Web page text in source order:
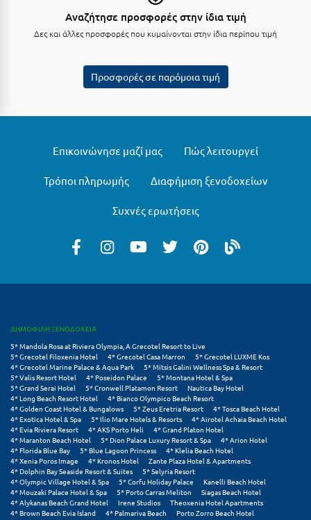
Νάξος
Νέα Στύρα Εύβοιας
Ο
Ορεινή Αρκαδία
Ορεινή Ναυπακτία
Π
Πάλαιρος
Αναζήτησε προσφορές στην ίδια τιμή
Δες και άλλες προσφορές που κυμαίνονται στην ίδια περίπου τιμή
Προσφορές σε παρόμοια τιμή
Επικοινώνησε μαζί μας Πώς λειτουργεί
Τρόποι πληρωμής Διαφήμιση ξενοδοχείων
Συχνές ερωτήσεις
ΔΗΜΟΦΙΛΗ ΞΕΝΟΔΟΧΕΙΑ
5* Mandola Rosa at Riviera Olympia, A Grecotel Resort to Live
5* Grecotel Filoxenia Hotel
4* Grecotel Casa Marron
5* Grecotel LUXME Kos
4* Grecotel Marine Palace & Aqua Park
5* Mitsis Galini Wellness Spa & Resort
5* Valis Resort Hotel
4* Poseidon Palace
5* Montana Hotel & Spa
5* Grand Serai Hotel
5* Cronwell Platamon Resort
Nautica Bay Hotel
4* Long Beach Resort Hotel
4* Bianco Olympico Beach Resort
4* Golden Coast Hotel & Bungalows
5* Zeus Eretria Resort
4* Tosca Beach Hotel
4* Exotica Hotel & Spa
5* Ilio Mare Hotels & Resorts
4* Airotel Achaia Beach Hotel
4* Evia Riviera Resort
4* AKS Porto Heli
4* Grand Platon Hotel
4* Maranton Beach Hotel
5* Dion Palace Luxury Resort & Spa
4* Arion Hotel
4* Florida Blue Bay
5* Blue Lagoon Princess
4* Klelia Beach Hotel
4* Xenia Poros Image
4* Kronos Hotel
Zante Plaza Hotel & Apartments
4* Dolphin Bay Seaside Resort & Suites
5* Selyria Resort
4* Olympic Village Hotel & Spa
5* Corfu Holiday Palace
Kanelli Beach Hotel
4* Mouzaki Palace Hotel & Spa
5* Porto Carras Meliton
Siagas Beach Hotel
4* Alykanas Beach Grand Hotel
Irene Studios
Theoxenia Hotel Apartments
4* Brown Beach Evia Island
4* Palmariva Beach
Porto Zorro Beach Hotel